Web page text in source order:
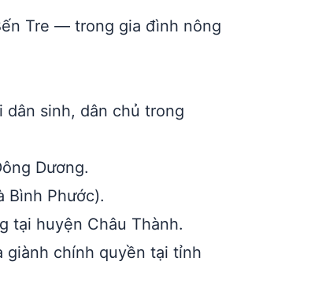
Tre — trong gia đình nông
dân sinh, dân chủ trong
Dương.
Bình Phước).
tại huyện Châu Thành.
giành chính quyền tại tỉnh